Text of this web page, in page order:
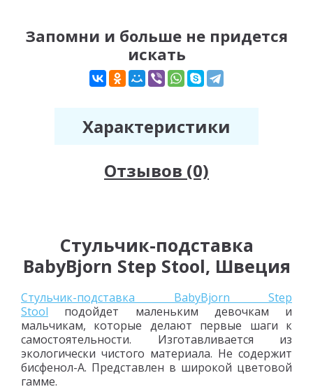
Запомни и больше не придется
искать
Характеристики
Отзывов (0)
Стульчик-подставка
BabyBjorn Step Stool, Швеция
Стульчик-подставка BabyBjorn Step
Stool подойдет маленьким девочкам и
мальчикам, которые делают первые шаги к
самостоятельности. Изготавливается из
экологически чистого материала. Не содержит
бисфенол-А. Представлен в широкой цветовой
гамме.